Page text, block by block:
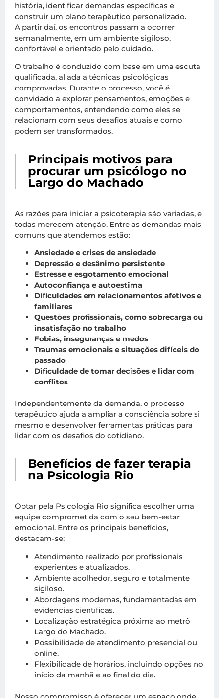
história, identificar demandas específicas e
construir um plano terapêutico personalizado.
A partir daí, os encontros passam a ocorrer
semanalmente, em um ambiente sigiloso,
confortável e orientado pelo cuidado.
O trabalho é conduzido com base em uma escuta
qualificada, aliada a técnicas psicológicas
comprovadas. Durante o processo, você é
convidado a explorar pensamentos, emoções e
comportamentos, entendendo como eles se
relacionam com seus desafios atuais e como
podem ser transformados.
Principais motivos para
procurar um psicólogo no
Largo do Machado
As razões para iniciar a psicoterapia são variadas, e
todas merecem atenção. Entre as demandas mais
comuns que atendemos estão:
Ansiedade e crises de ansiedade
Depressão e desânimo persistente
Estresse e esgotamento emocional
Autoconfiança e autoestima
Dificuldades em relacionamentos afetivos e
familiares
Questões profissionais, como sobrecarga ou
insatisfação no trabalho
Fobias, inseguranças e medos
Traumas emocionais e situações difíceis do
passado
Dificuldade de tomar decisões e lidar com
conflitos
Independentemente da demanda, o processo
terapêutico ajuda a ampliar a consciência sobre si
mesmo e desenvolver ferramentas práticas para
lidar com os desafios do cotidiano.
Benefícios de fazer terapia
na Psicologia Rio
Optar pela Psicologia Rio significa escolher uma
equipe comprometida com o seu bem-estar
emocional. Entre os principais benefícios,
destacam-se:
Atendimento realizado por profissionais
experientes e atualizados.
Ambiente acolhedor, seguro e totalmente
sigiloso.
Abordagens modernas, fundamentadas em
evidências científicas.
Localização estratégica próxima ao metrô
Largo do Machado.
Possibilidade de atendimento presencial ou
online.
Flexibilidade de horários, incluindo opções no
início da manhã e ao final do dia.